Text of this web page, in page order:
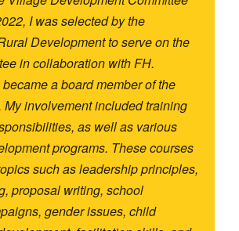
I was selected by the
Development to serve on the
in collaboration with FH.
a board member of the
My involvement included training
as well as various
programs. These courses
such as leadership principles,
proposal writing, school
gender issues, child